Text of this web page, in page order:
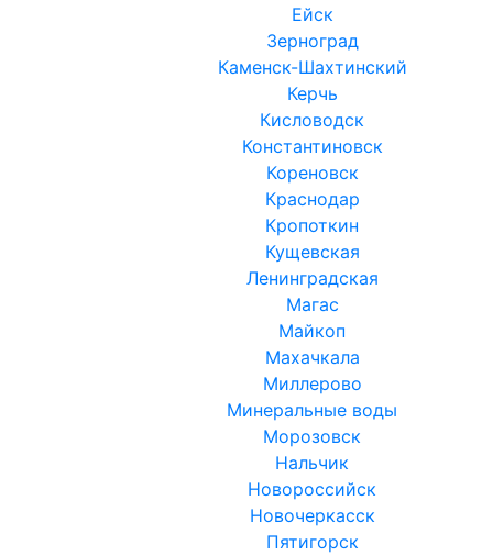
Ейск
Зерноград
Каменск-Шахтинский
Керчь
Кисловодск
Константиновск
Кореновск
Краснодар
Кропоткин
Кущевская
Ленинградская
Магас
Майкоп
Махачкала
Миллерово
Минеральные воды
Морозовск
Нальчик
Новороссийск
Новочеркасск
Пятигорск